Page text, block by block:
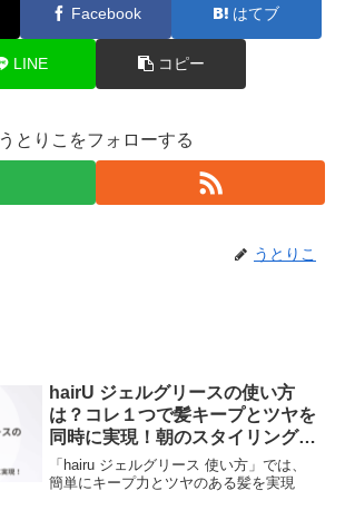
Facebook はてブ
LINE コピー
うとりこをフォローする
うとりこ
hairU ジェルグリースの使い方
は？コレ１つで髪キープとツヤを
同時に実現！朝のスタイリングも
簡単♪
「hairu ジェルグリース 使い方」では、
簡単にキープ力とツヤのある髪を実現